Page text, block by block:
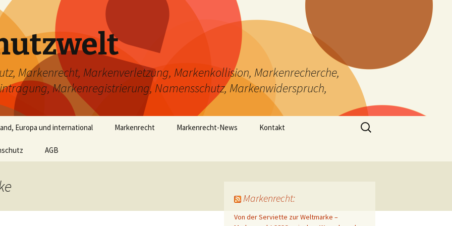
Markenrecht, Markenverletzung, Markenkollision, Markenrecherche,
Markenregistrierung, Namensschutz, Markenwiderspruch,
Europa und international Markenrecht Markenrecht-News Kontakt
AGB
Suchen
nach:
Markenrecht:
Von der Serviette zur Weltmarke –